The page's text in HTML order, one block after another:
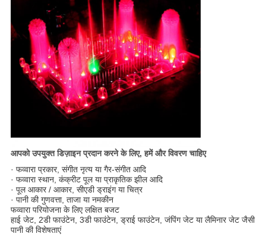
आपको उपयुक्त डिज़ाइन प्रदान करने के लिए, हमें और विवरण चाहिए
· फव्वारा प्रकार, संगीत नृत्य या गैर-संगीत आदि
· फव्वारा स्थान, कंक्रीट पूल या प्राकृतिक झील आदि
· पूल आकार / आकार, सीएडी ड्राइंग या चित्र
· पानी की गुणवत्ता, ताजा या नमकीन
फव्वारा परियोजना के लिए लक्षित बजट
हाई जेट, 2डी फाउंटेन, 3डी फाउंटेन, ड्राई फाउंटेन, जंपिंग जेट या लैमिनार जेट जैसी
पानी की विशेषताएं